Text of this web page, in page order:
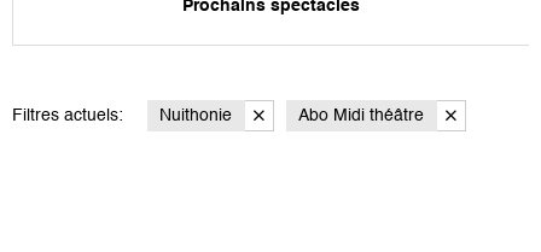
Prochains spectacles
Filtres actuels: Nuithonie Abo Midi théâtre